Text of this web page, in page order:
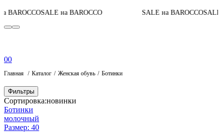
BAROCCOSALE на BAROCCO SALE на BAROCCOSALE
00
Главная Каталог Женская обувь Ботинки
Фильтры
Сортировка:новинки
Ботинки
молочный
Размер: 40